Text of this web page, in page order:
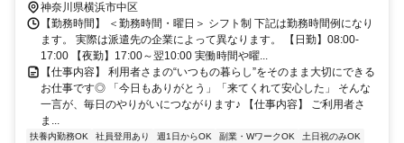
神奈川県横浜市中区
【勤務時間】 ＜勤務時間・曜日＞ シフト制 下記は勤務時間例になり
ます。 実際は派遣先の企業によって異なります。 【日勤】08:00-
17:00 【夜勤】17:00～翌10:00 実働時間や曜...
【仕事内容】 利用者さまの“いつもの暮らし”をそのまま大切にできる
お仕事です◎ 「今日もありがとう」「来てくれて安心した」 そんな
一言が、毎日のやりがいにつながります♪ 【仕事内容】 ご利用者さ
ま...
扶養内勤務OK 社員登用あり 週1日からOK 副業・WワークOK
土日祝のみOK